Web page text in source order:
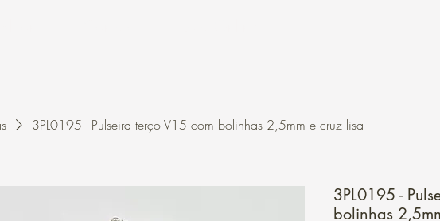
3PL0195 - Pulseira terço V15 com bolinhas 2,5mm e cruz lisa
3PL0195 -
bolinhas